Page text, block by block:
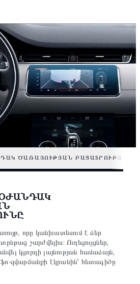
ԾԱՌԱՅՈՒԹՅԱՆ ԲԱՑԱՏՐՈՒԹՅՈՒՆԸ
որը կանխատեսում է ձեր
շարժվելիս: Ուղեցույցներ,
կցորդի լայնության համաձայն,
զվարճանքի էկրանին՝ հետագիծը